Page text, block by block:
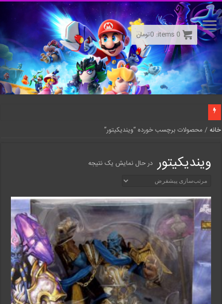
خانه / محصولات برچسب خورده “ویندیکیتور”
ویندیکیتور در حال نمایش یک نتیجه
0
items:
0تومان